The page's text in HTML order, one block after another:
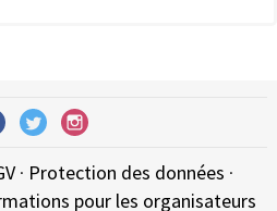
· Protection des données ·
pour les organisateurs